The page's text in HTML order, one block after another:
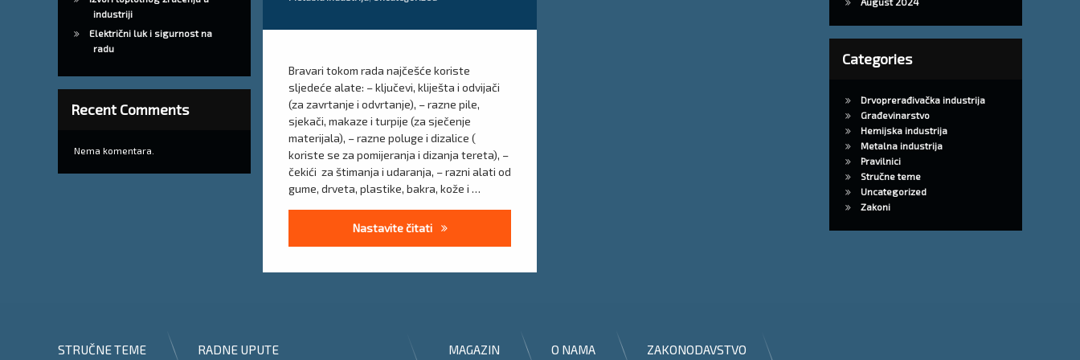
Bravari tokom rada najčešće koriste
sljedeće alate: – ključevi, kliješta i odvijači
(za zavrtanje i odvrtanje), – razne pile,
sjekači, makaze i turpije (za sječenje
materijala), – razne poluge i dizalice (
koriste se za pomijeranja i dizanja tereta), –
čekići za štimanja i udaranja, – razni alati od
gume, drveta, plastike, bakra, kože i …
Nastavite čitati Upute za siguran rad sa bravarskim alatom
industriji
Električni luk i sigurnost na
radu
Recent Comments
Nema komentara.
Categories
Drvoprerađivačka industrija
Građevinarstvo
Hemijska industrija
Metalna industrija
Pravilnici
Stručne teme
Uncategorized
Zakoni
STRUČNE TEME RADNE UPUTE MAGAZIN O NAMA ZAKONODAVSTVO